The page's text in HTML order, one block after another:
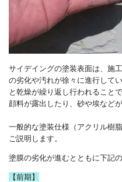
サイデイングの塗装表面は、施
の劣化や汚れが徐々に進行して
と乾燥が繰り返し行われること
顔料が露出したり、砂や埃など
一般的な塗装仕様（アクリル樹
ご説明します。
塗膜の劣化が進むとともに下記
【前期】